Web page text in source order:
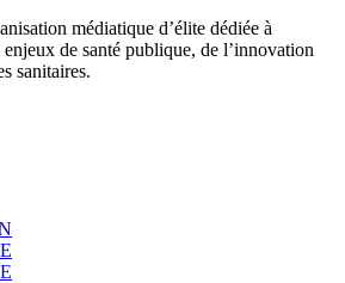
médiatique d’élite dédiée à
enjeux de santé publique, de l’innovation
sanitaires.